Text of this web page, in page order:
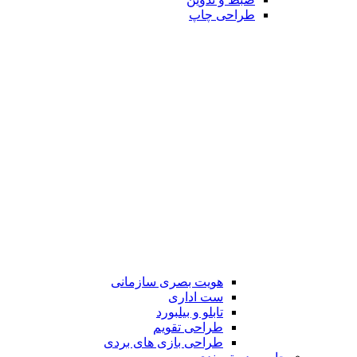
طراحی چاپ
هویت بصری سازمانی
ست اداری
تابلو و بیلبورد
طراحی تقویم
طراحی بازی های بردی